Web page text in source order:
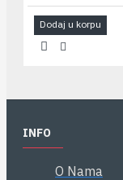
Dodaj u korpu
INFO
O Nama